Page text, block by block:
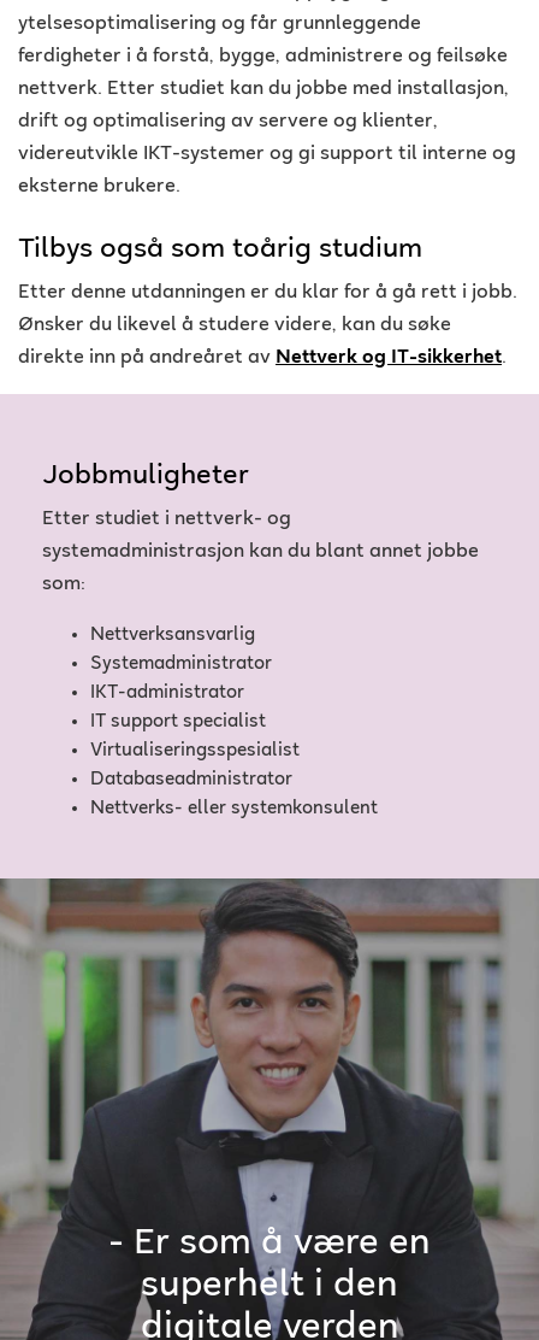
ytelsesoptimalisering og får grunnleggende
ferdigheter i å forstå, bygge, administrere og feilsøke
nettverk. Etter studiet kan du jobbe med installasjon,
drift og optimalisering av servere og klienter,
videreutvikle IKT-systemer og gi support til interne og
eksterne brukere.
Tilbys også som toårig studium
Etter denne utdanningen er du klar for å gå rett i jobb.
Ønsker du likevel å studere videre, kan du søke
direkte inn på andreåret av Nettverk og IT-sikkerhet.
Jobbmuligheter
Etter studiet i nettverk- og
systemadministrasjon kan du blant annet jobbe
som:
Nettverksansvarlig
Systemadministrator
IKT-administrator
IT support specialist
Virtualiseringsspesialist
Databaseadministrator
Nettverks- eller systemkonsulent
- Er som å være en
superhelt i den
digitale verden